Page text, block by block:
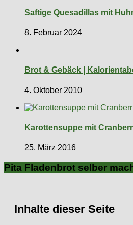
Saftige Quesadillas mit
8. Februar 2024
Brot & Gebäck |
4. Oktober 2010
Karottensuppe mit
25. März 2016
Pita Fladenbrot selber
Inhalte dieser Seite